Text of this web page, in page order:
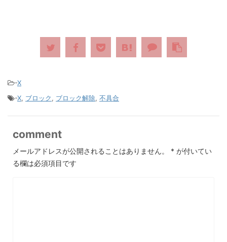
-X
-X, ブロック, ブロック解除, 不具合
comment
メールアドレスが公開されることはありません。 * が付いてい
る欄は必須項目です